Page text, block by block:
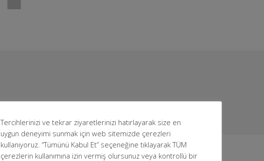
Tercihlerinizi ve tekrar ziyaretlerinizi hatırlayarak size en
uygun deneyimi sunmak için web sitemizde çerezleri
kullanıyoruz. “Tümünü Kabul Et” seçeneğine tıklayarak TÜM
çerezlerin kullanımına izin vermiş olursunuz veya kontrollü bir